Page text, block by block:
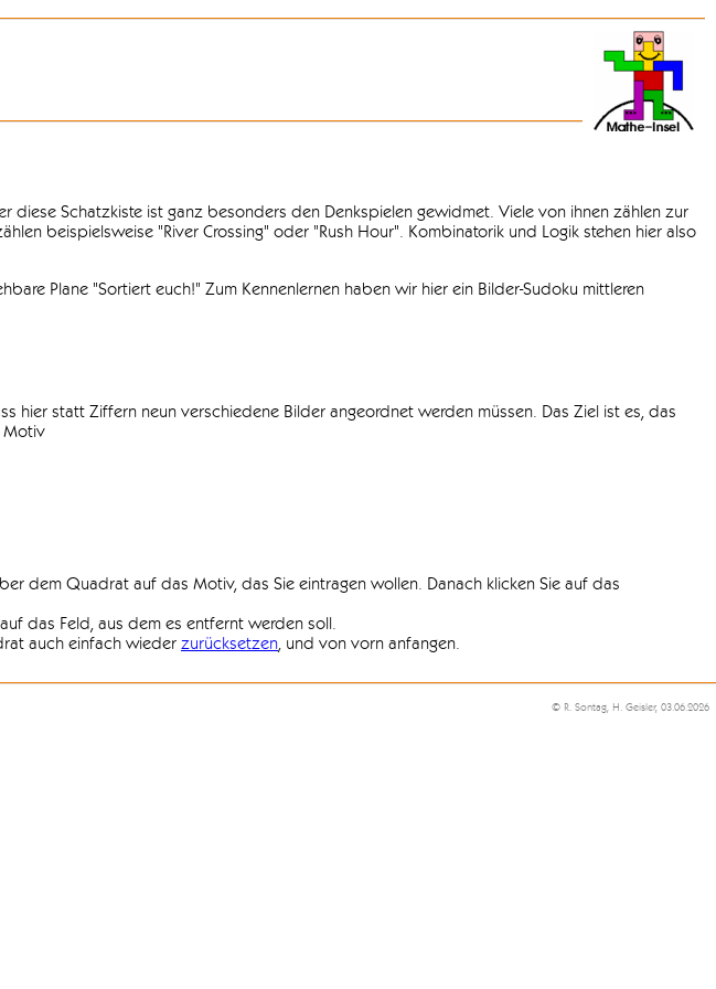
diese Schatzkiste ist ganz besonders den Denkspielen gewidmet. Viele von ihnen zählen zur
beispielsweise "River Crossing" oder "Rush Hour". Kombinatorik und Logik stehen hier also
Plane "Sortiert euch!" Zum Kennenlernen haben wir hier ein Bilder-Sudoku mittleren
hier statt Ziffern neun verschiedene Bilder angeordnet werden müssen. Das Ziel ist es, das
Motiv
dem Quadrat auf das Motiv, das Sie eintragen wollen. Danach klicken Sie auf das
das Feld, aus dem es entfernt werden soll.
auch einfach wieder zurücksetzen, und von vorn anfangen.
© R. Sontag, H. Geisler, 03.06.2026